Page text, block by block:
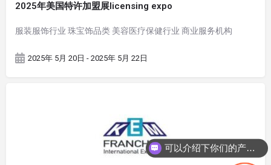
2025年美国特许加盟展licensing expo
服装服饰行业 珠宝饰品类 美容医疗保健行业 商业服务机构
2025年 5月 20日 - 2025年 5月 22日
可以介绍下你们的产品么